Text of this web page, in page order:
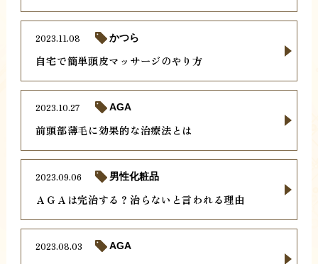
自宅で簡単頭皮マッサージのやり方
2023.11.08 かつら
前頭部薄毛に効果的な治療法とは
2023.10.27 AGA
ＡＧＡは完治する？治らないと言われる理由
2023.09.06 男性化粧品
2023.08.03 AGA